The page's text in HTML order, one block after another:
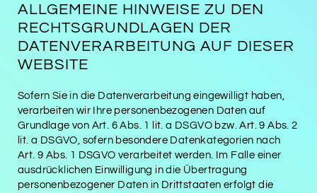
ALLGEMEINE HINWEISE ZU DEN
RECHTSGRUNDLAGEN DER
DATENVERARBEITUNG AUF DIESER
WEBSITE
Sofern Sie in die Datenverarbeitung eingewilligt haben,
verarbeiten wir Ihre personenbezogenen Daten auf
Grundlage von Art. 6 Abs. 1 lit. a DSGVO bzw. Art. 9 Abs. 2
lit. a DSGVO, sofern besondere Datenkategorien nach
Art. 9 Abs. 1 DSGVO verarbeitet werden. Im Falle einer
ausdrücklichen Einwilligung in die Übertragung
personenbezogener Daten in Drittstaaten erfolgt die